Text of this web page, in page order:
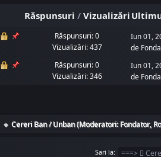
Răspunsuri /Vizualizări
Răspunsuri: 0
Vizualizări: 437
Iun 01,
de
Răspunsuri: 0
Vizualizări: 346
Iun 01,
de
🔹️ Cereri Ban / Unban(Moderatori:Fondator,
Sari la